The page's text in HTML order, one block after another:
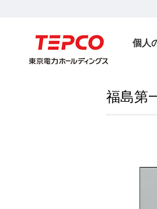
個人
福島第